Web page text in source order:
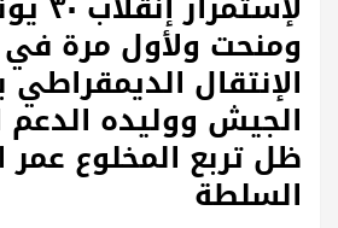
ومنحت ولأول مرة في
الإنتقال الديمقراطي
الجيش ووليده
ظل تربع المخلوع عمر
السلطة